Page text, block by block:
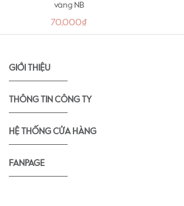
vàng NB
70,000₫
GIỚI THIỆU
THÔNG TIN CÔNG TY
HỆ THỐNG CỬA HÀNG
FANPAGE